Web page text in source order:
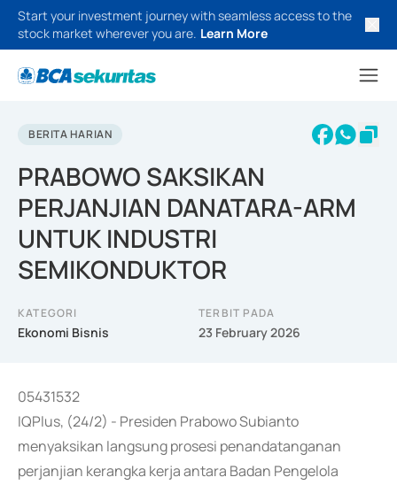
Start your investment journey with seamless access to the
stock market wherever you are. Learn More
BERITA HARIAN
PRABOWO SAKSIKAN
PERJANJIAN DANATARA-ARM
UNTUK INDUSTRI
SEMIKONDUKTOR
KATEGORI
Ekonomi Bisnis
TERBIT PADA
23 February 2026
05431532
IQPlus, (24/2) - Presiden Prabowo Subianto
menyaksikan langsung prosesi penandatanganan
perjanjian kerangka kerja antara Badan Pengelola